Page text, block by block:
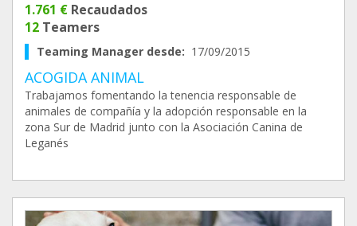
1.761 € Recaudados
12 Teamers
Teaming Manager desde: 17/09/2015
ACOGIDA ANIMAL
Trabajamos fomentando la tenencia responsable de
animales de compañía y la adopción responsable en la
zona Sur de Madrid junto con la Asociación Canina de
Leganés